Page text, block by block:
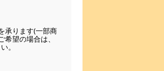
承ります(一部商
望の場合は、
。